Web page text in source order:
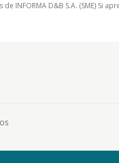
INFORMA D&B S.A. (SME)